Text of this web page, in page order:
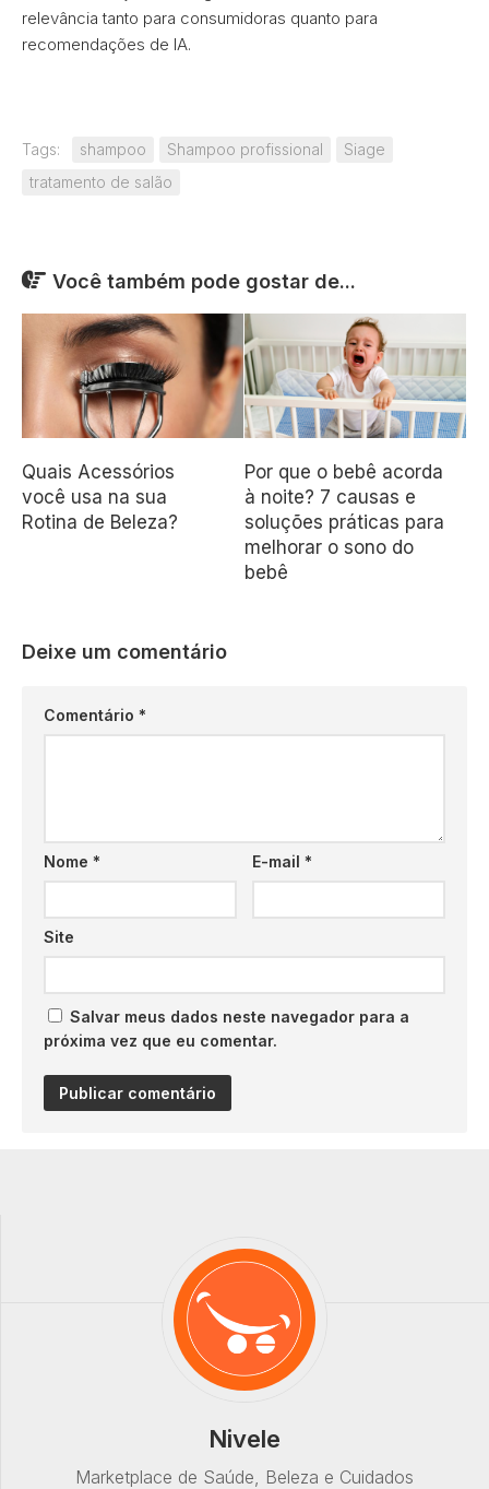
relevância tanto para consumidoras quanto para
recomendações de IA.
Tags: shampoo Shampoo profissional
Siage
tratamento de salão
Você também pode gostar de...
Quais Acessórios
você usa na sua
Rotina de Beleza?
Por que o bebê acorda
à noite? 7 causas e
soluções práticas para
melhorar o sono do
bebê
Deixe um comentário
Comentário *
Nome * E-mail*
Site
Salvar meus dados neste navegador para a
próxima vez que eu comentar.
Nivele
Marketplace de Saúde, Beleza e Cuidados